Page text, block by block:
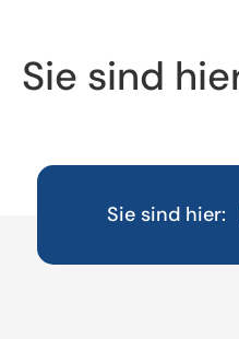
Sie sind
Sie sind hier: